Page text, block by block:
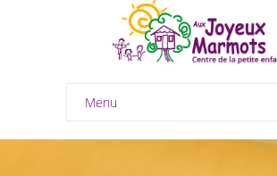
Menu
Accueil